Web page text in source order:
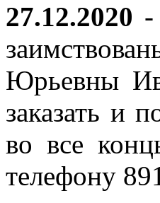
27.12.2020 -
Юрьевны
заказать и
во все
телефону